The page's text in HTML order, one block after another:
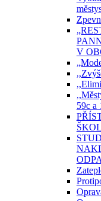
V
59c a